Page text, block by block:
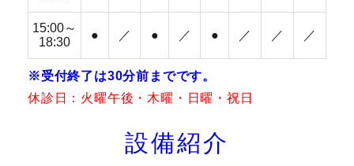
15:00～
18:30
● ／ ● ／ ● ／ ／ ／
※受付終了は30分前までです。
休診日：火曜午後・木曜・日曜・祝日
設備紹介